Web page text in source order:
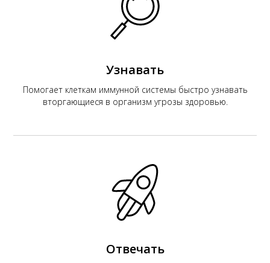
Узнавать
Помогает клеткам иммунной системы быстро узнавать
вторгающиеся в организм угрозы здоровью.
Отвечать